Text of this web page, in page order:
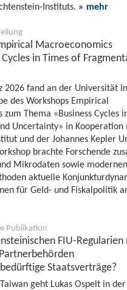
Instituts. » mehr
Macroeconomics
in Times of
2026 fand an der Universität
des Workshops Empirical
Thema «Business Cycles
Uncertainty» in Kooperation
und der Johannes Kepler
brachte Forschende
Mikrodaten sowie modernen
aktuelle
für Geld- und Fiskalpolitik
Publikation
FIU-
Staatsverträge?
geht Lukas Ospelt in der